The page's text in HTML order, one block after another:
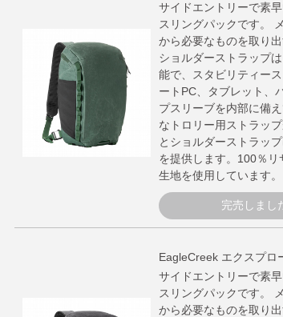
サイドエントリーで素
スリングパックです。
から必要なものを取り
ショルダーストラップ
能で、スタビリティー
ートPC、タブレット、
プスリーブを内部に備
なトロリー用ストラッ
とショルダーストラッ
を提供します。100％
生地を使用しています。
完売しまし
EagleCreek エクスプロ
サイドエントリーで素
スリングパックです。
から必要なものを取り